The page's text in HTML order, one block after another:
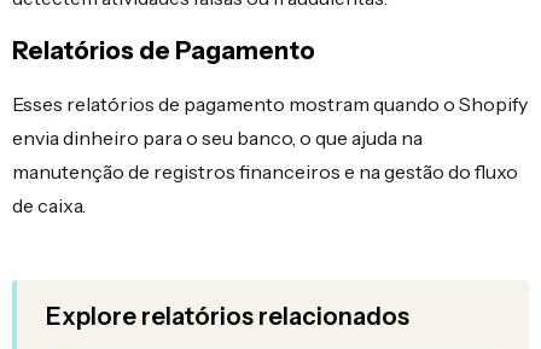
Relatórios de Pagamento
Esses relatórios de pagamento mostram quando o Shopify
envia dinheiro para o seu banco, o que ajuda na
manutenção de registros financeiros e na gestão do fluxo
de caixa.
Explore relatórios relacionados